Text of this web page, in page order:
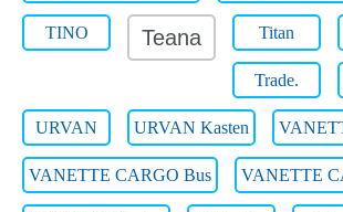
TINO Teana Titan
Trade.
URVAN URVAN Kasten
VANETTE CARGO Bus VANETTE